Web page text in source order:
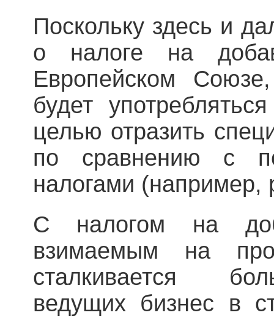
Поскольку здесь и
о налоге на
Европейском
будет
целью отразить
по сравнению с
налогами
С налогом на
взимаемым на
сталкивается
ведущих бизнес в